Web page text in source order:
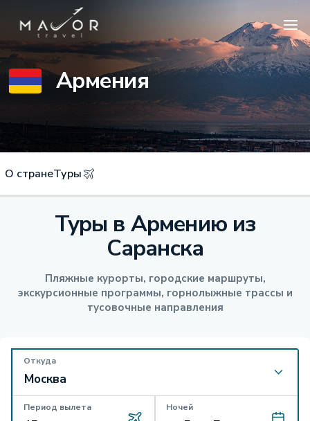
Армения
О странеТуры
Туры в Армению из
Саранска
Пляжные курорты, городские маршруты,
экскурсионные программы, горнолыжные трассы и
тусовочные направления
Откуда
Период вылета Ночей